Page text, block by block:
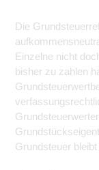
Die
Einzelne nicht
bisher zu zahlen
Grundsteuer